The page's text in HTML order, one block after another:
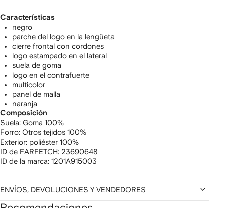
Características
negro
parche del logo en la lengüeta
cierre frontal con cordones
logo estampado en el lateral
suela de goma
logo en el contrafuerte
multicolor
panel de malla
naranja
Composición
Suela: Goma 100%
Forro: Otros tejidos 100%
Exterior: poliéster 100%
ID de FARFETCH: 23690648
ID de la marca: 1201A915003
ENVÍOS, DEVOLUCIONES Y VENDEDORES